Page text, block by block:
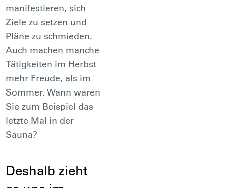
manifestieren, sich
Ziele zu setzen und
Pläne zu schmieden.
Auch machen manche
Tätigkeiten im Herbst
mehr Freude, als im
Sommer. Wann waren
Sie zum Beispiel das
letzte Mal in der
Sauna?
Deshalb zieht